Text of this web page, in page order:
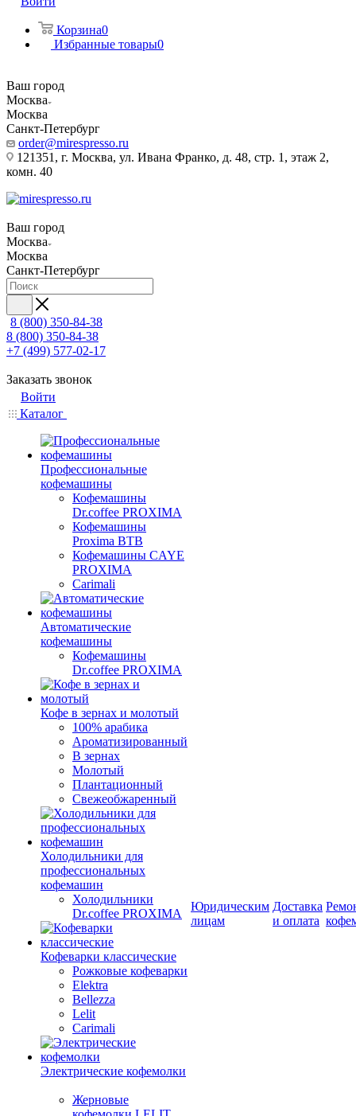
Корзина0
Избранные товары0
Ваш город
Москва
Москва
Санкт-Петербург
order@mirespresso.ru
121351, г. Москва, ул. Ивана Франко, д. 48, стр. 1, этаж 2,
комн. 40
Ваш город
Москва
Москва
Санкт-Петербург
8 (800) 350-84-38
8 (800) 350-84-38
+7 (499) 577-02-17
Заказать звонок
Войти
Каталог
Профессиональные
кофемашины
Кофемашины
Dr.coffee PROXIMA
Кофемашины
Proxima BTB
Кофемашины CAYE
PROXIMA
Carimali
Автоматические
кофемашины
Кофемашины
Dr.coffee PROXIMA
Кофе в зернах и молотый
100% арабика
Ароматизированный
В зернах
Молотый
Плантационный
Свежеобжаренный
Холодильники для
профессиональных
кофемашин
Холодильники
Dr.coffee PROXIMA
Кофеварки классические
Рожковые кофеварки
Elektra
Bellezza
Lelit
Carimali
Электрические кофемолки
Жерновые
Юридическим
лицам
Доставка
и оплата